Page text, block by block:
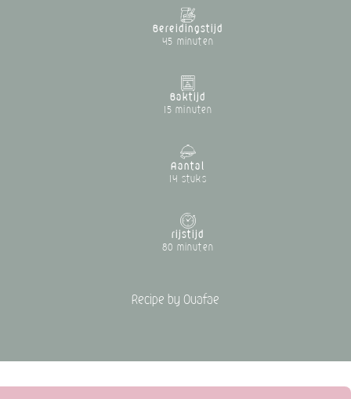
Bereidingstijd
45 minuten
Baktijd
15 minuten
Aantal
14 stuks
rijstijd
80 minuten
Recipe by Ouafae